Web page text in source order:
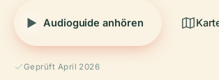
Audioguide anhören
Geprüft April 2026